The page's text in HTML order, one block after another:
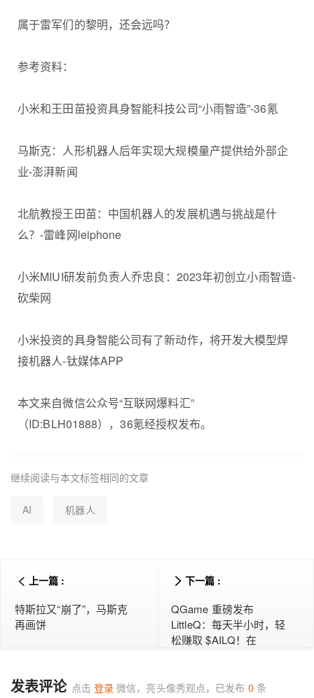
属于雷军们的黎明，还会远吗？
参考资料：
小米和王田苗投资具身智能科技公司“小雨智造”-36氪
马斯克：人形机器人后年实现大规模量产提供给外部企
业-澎湃新闻
北航教授王田苗：中国机器人的发展机遇与挑战是什
么？-雷峰网leiphone
小米MIUI研发前负责人乔忠良：2023年初创立小雨智造-
砍柴网
小米投资的具身智能公司有了新动作，将开发大模型焊
接机器人-钛媒体APP
本文来自微信公众号“互联网爆料汇”
（ID:BLH01888），36氪经授权发布。
继续阅读与本文标签相同的文章
AI 机器人
上一篇 :
特斯拉又“崩了”，马斯克
再画饼
下一篇 :
QGame 重磅发布
LittleQ：每天半小时，轻
松赚取 $AILQ！在
发表评论 点击 登录 微信，亮头像秀观点，已发布 0 条